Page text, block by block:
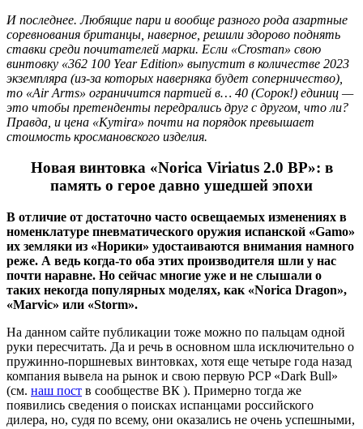
И последнее. Любящие пари и вообще разного рода азартные
соревнования британцы, наверное, решили здорово поднять
ставки среди почитателей марки. Если «Crosman» свою
винтовку «362 100 Year Edition» выпустит в количестве 2023
экземпляра (из-за которых наверняка будет соперничество),
то «Air Arms» ограничится партией в… 40 (Сорок!) единиц —
это чтобы претенденты передрались друг с другом, что ли?
Правда, и цена «Kymira» почти на порядок превышает
стоимость кросмановского изделия.
Новая винтовка «Norica Viriatus 2.0 BP»: в
память о герое давно ушедшей эпохи
В отличие от достаточно часто освещаемых изменениях в
номенклатуре пневматического оружия испанской «Gamo»
их земляки из «Норики» удостаиваются внимания намного
реже. А ведь когда-то оба этих производителя шли у нас
почти наравне. Но сейчас многие уже и не слышали о
таких некогда популярных моделях, как «Norica Dragon»,
«Marvic» или «Storm».
На данном сайте публикации тоже можно по пальцам одной
руки пересчитать. Да и речь в основном шла исключительно о
пружинно-поршневых винтовках, хотя еще четыре года назад
компания вывела на рынок и свою первую PCP «Dark Bull»
(см. наш пост в сообществе ВК ). Примерно тогда же
появились сведения о поисках испанцами российского
дилера, но, судя по всему, они оказались не очень успешными,